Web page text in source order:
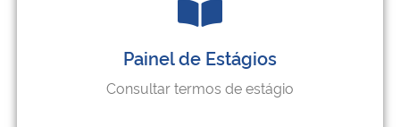
Painel de Estágios
Consultar termos de estágio